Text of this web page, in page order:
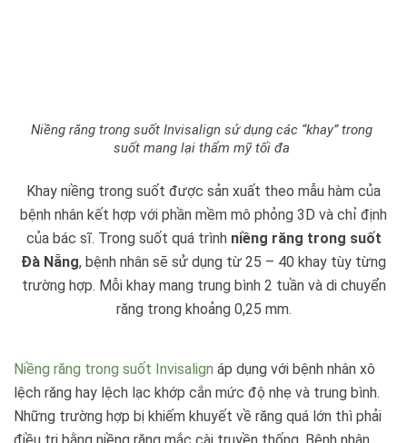
Niềng răng trong suốt Invisalign sử dụng các “khay” trong
suốt mang lại thẩm mỹ tối đa
Khay niềng trong suốt được sản xuất theo mẫu hàm của
bệnh nhân kết hợp với phần mềm mô phỏng 3D và chỉ định
của bác sĩ. Trong suốt quá trình niềng răng trong suốt
Đà Nẵng, bệnh nhân sẽ sử dụng từ 25 – 40 khay tùy từng
trường hợp. Mỗi khay mang trung bình 2 tuần và di chuyển
răng trong khoảng 0,25 mm.
Niềng răng trong suốt Invisalign áp dụng với bệnh nhân xô
lệch răng hay lệch lạc khớp cắn mức độ nhẹ và trung bình.
Những trường hợp bị khiếm khuyết về răng quá lớn thì phải
điều trị bằng niềng răng mắc cài truyền thống. Bệnh nhân